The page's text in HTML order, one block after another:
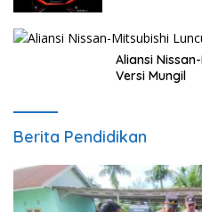
Aliansi
Versi Mungil
Berita Pendidikan